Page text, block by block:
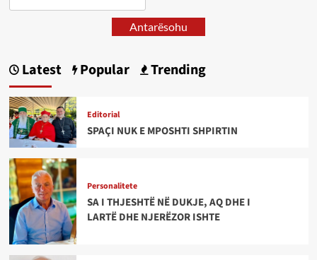
Antarësohu
Latest Popular Trending
Editorial
SPAÇI NUK E MPOSHTI SHPIRTIN
Personalitete
SA I THJESHTË NË DUKJE, AQ DHE I
LARTË DHE NJERËZOR ISHTE